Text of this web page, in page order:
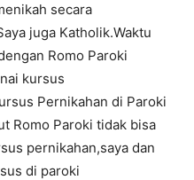
secara
juga Katholik.Waktu
Romo Paroki
kursus
Pernikahan di Paroki
Romo Paroki tidak bisa
pernikahan,saya dan
di paroki